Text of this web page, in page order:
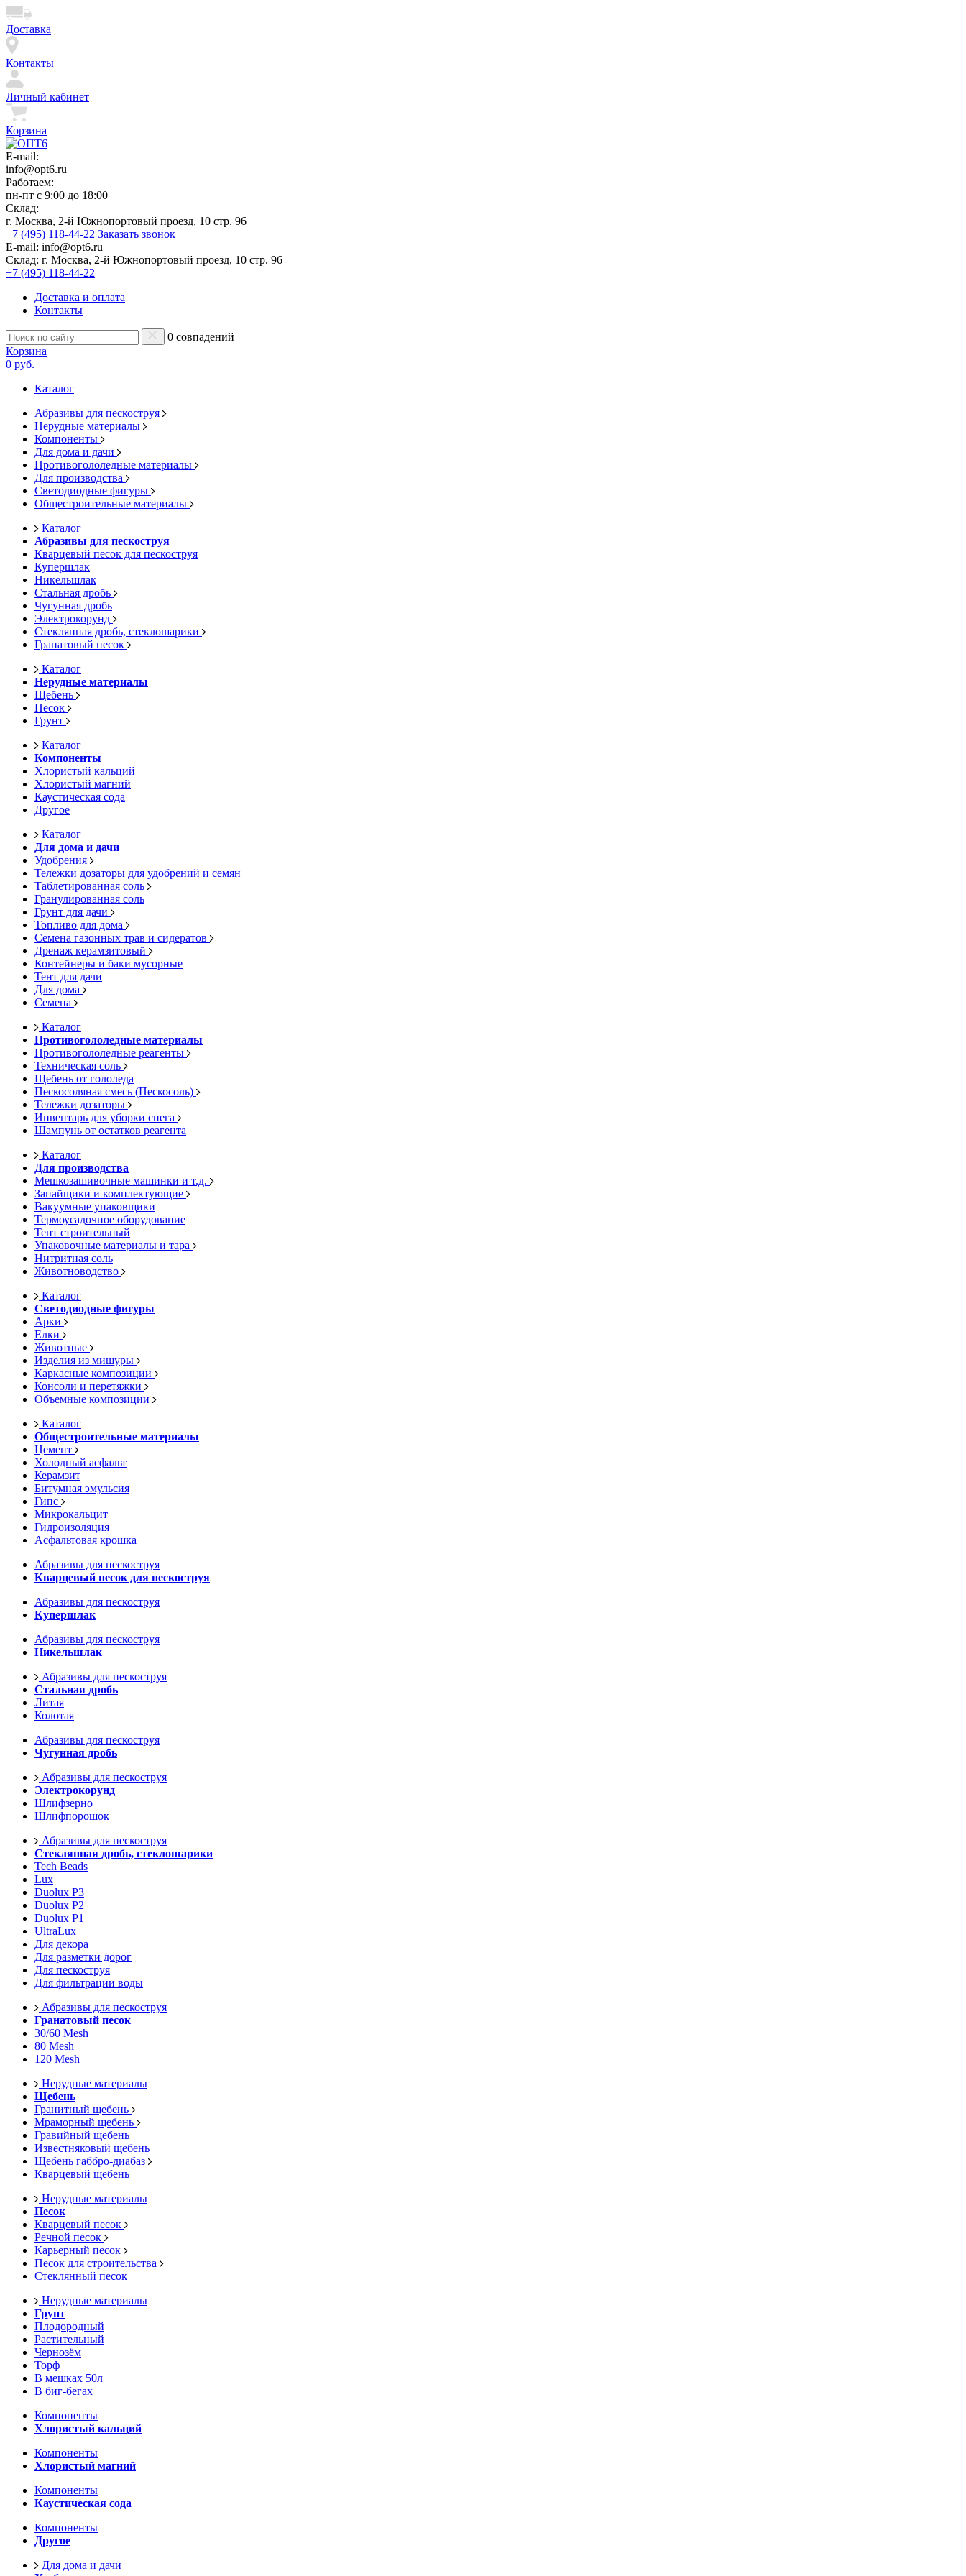
Доставка
Контакты
Личный кабинет
Корзина
E-mail:
info@opt6.ru
Работаем:
пн-пт с 9:00 до 18:00
Склад:
г. Москва, 2-й Южнопортовый проезд, 10 стр. 96
+7 (495) 118-44-22 Заказать звонок
E-mail: info@opt6.ru
Склад: г. Москва, 2-й Южнопортовый проезд, 10 стр. 96
+7 (495) 118-44-22
Доставка и оплата
Контакты
0 совпадений
Корзина
0 руб.
Каталог
Абразивы для пескоструя
Нерудные материалы
Компоненты
Для дома и дачи
Противогололедные материалы
Для производства
Светодиодные фигуры
Общестроительные материалы
Каталог
Абразивы для пескоструя
Кварцевый песок для пескоструя
Купершлак
Никельшлак
Стальная дробь
Чугунная дробь
Электрокорунд
Стеклянная дробь, стеклошарики
Гранатовый песок
Каталог
Нерудные материалы
Щебень
Песок
Грунт
Каталог
Компоненты
Хлористый кальций
Хлористый магний
Каустическая сода
Другое
Каталог
Для дома и дачи
Удобрения
Тележки дозаторы для удобрений и семян
Таблетированная соль
Гранулированная соль
Грунт для дачи
Топливо для дома
Семена газонных трав и сидератов
Дренаж керамзитовый
Контейнеры и баки мусорные
Тент для дачи
Для дома
Семена
Каталог
Противогололедные материалы
Противогололедные реагенты
Техническая соль
Щебень от гололеда
Пескосоляная смесь (Пескосоль)
Тележки дозаторы
Инвентарь для уборки снега
Шампунь от остатков реагента
Каталог
Для производства
Мешкозашивочные машинки и т.д.
Запайщики и комплектующие
Вакуумные упаковщики
Термоусадочное оборудование
Тент строительный
Упаковочные материалы и тара
Нитритная соль
Животноводство
Каталог
Светодиодные фигуры
Арки
Елки
Животные
Изделия из мишуры
Каркасные композиции
Консоли и перетяжки
Объемные композиции
Каталог
Общестроительные материалы
Цемент
Холодный асфальт
Керамзит
Битумная эмульсия
Гипс
Микрокальцит
Гидроизоляция
Асфальтовая крошка
Абразивы для пескоструя
Кварцевый песок для пескоструя
Абразивы для пескоструя
Купершлак
Абразивы для пескоструя
Никельшлак
Абразивы для пескоструя
Стальная дробь
Литая
Колотая
Абразивы для пескоструя
Чугунная дробь
Абразивы для пескоструя
Электрокорунд
Шлифзерно
Шлифпорошок
Абразивы для пескоструя
Стеклянная дробь, стеклошарики
Tech Beads
Lux
Duolux P3
Duolux P2
Duolux P1
UltraLux
Для декора
Для разметки дорог
Для пескоструя
Для фильтрации воды
Абразивы для пескоструя
Гранатовый песок
30/60 Mesh
80 Mesh
120 Mesh
Нерудные материалы
Щебень
Гранитный щебень
Мраморный щебень
Гравийный щебень
Известняковый щебень
Щебень габбро-диабаз
Кварцевый щебень
Нерудные материалы
Песок
Кварцевый песок
Речной песок
Карьерный песок
Песок для строительства
Стеклянный песок
Нерудные материалы
Грунт
Плодородный
Растительный
Чернозём
Торф
В мешках 50л
В биг-бегах
Компоненты
Хлористый кальций
Компоненты
Хлористый магний
Компоненты
Каустическая сода
Компоненты
Другое
Для дома и дачи